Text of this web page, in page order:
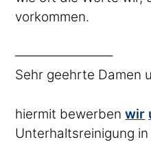
vorkommen.
———————–
Sehr geehrte Damen
hiermit bewerbenwir
Unterhaltsreinigung